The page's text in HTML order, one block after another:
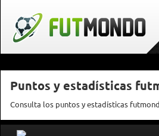
Puntos y estadísticas
Consulta los puntos y estadísticas